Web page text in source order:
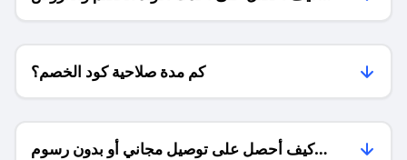
للمتاجر؟
كم مدة صلاحية كود الخصم؟
كيف أحصل على توصيل مجاني أو بدون رسوم